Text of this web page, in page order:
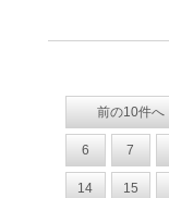
前の10件へ
6 7
14 15